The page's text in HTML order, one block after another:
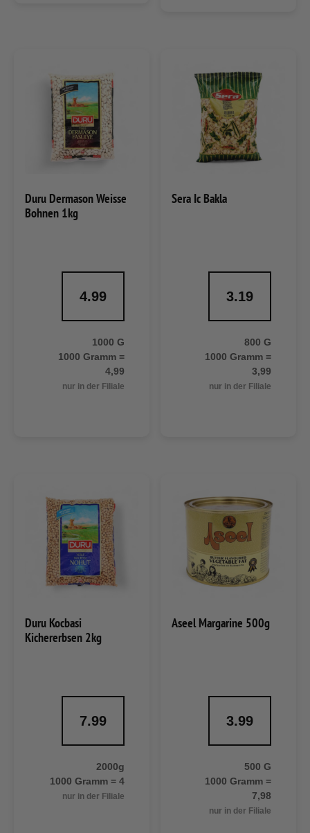
Duru Dermason Weisse
Bohnen 1kg
4.99
1000 G
1000 Gramm =
4,99
nur in der Filiale
Sera Ic Bakla
3.19
800 G
1000 Gramm =
3,99
nur in der Filiale
Duru Kocbasi
Kichererbsen 2kg
7.99
2000g
1000 Gramm = 4
nur in der Filiale
Aseel Margarine 500g
3.99
500 G
1000 Gramm =
7,98
nur in der Filiale